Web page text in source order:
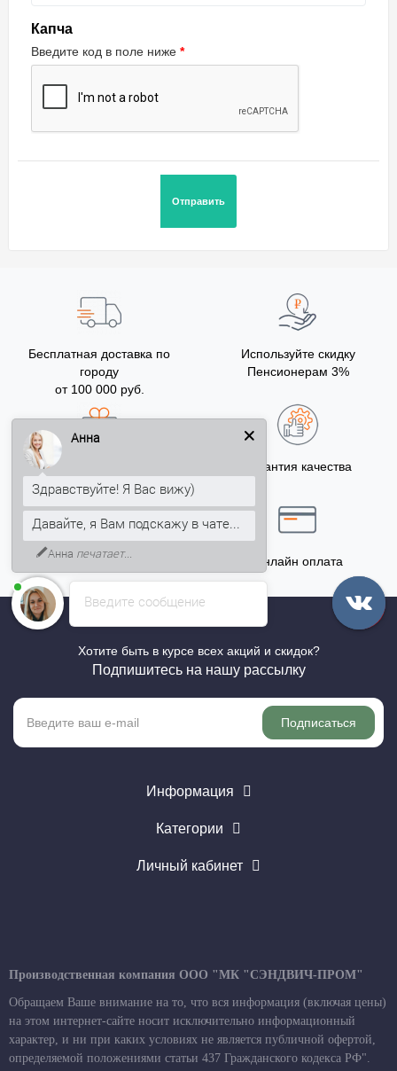
Капча
Введите код в поле ниже
Бесплатная доставка по
городу
от 100 000 руб.
Используйте скидку
Пенсионерам 3%
Бонусы за покупку
5% на Ваш счет
Гарантия качества
Точный расчёт Онлайн оплата
Хотите быть в курсе всех акций и скидок?
Подпишитесь на нашу рассылку
Подписаться
Информация
Категории
Личный кабинет
Производственная компания ООО "МК "СЭНДВИЧ-ПРОМ"
Обращаем Ваше внимание на то, что вся информация (включая цены)
на этом интернет-сайте носит исключительно информационный
характер, и ни при каких условиях не является публичной офертой,
определяемой положениями статьи 437 Гражданского кодекса РФ".
Введите сообщение
Анна
Здравствуйте! Я Вас вижу)
Давайте, я Вам подскажу в чате...
Анна печатает...